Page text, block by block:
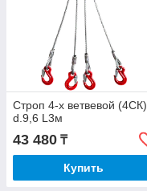
Строп 4-х ветвевой (4СК)
d.9,6 L3м
43 480 ₸
Купить